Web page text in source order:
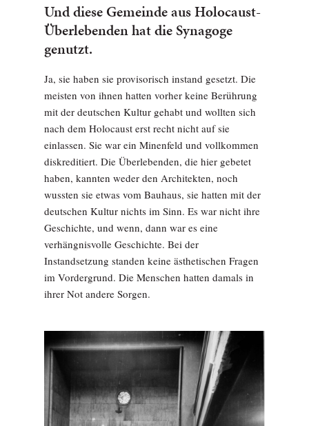
Und diese Gemeinde aus Holocaust-
Überlebenden hat die Synagoge
genutzt.
Ja, sie haben sie provisorisch instand gesetzt. Die
meisten von ihnen hatten vorher keine Berührung
mit der deutschen Kultur gehabt und wollten sich
nach dem Holocaust erst recht nicht auf sie
einlassen. Sie war ein Minenfeld und vollkommen
diskreditiert. Die Überlebenden, die hier gebetet
haben, kannten weder den Architekten, noch
wussten sie etwas vom Bauhaus, sie hatten mit der
deutschen Kultur nichts im Sinn. Es war nicht ihre
Geschichte, und wenn, dann war es eine
verhängnisvolle Geschichte. Bei der
Instandsetzung standen keine ästhetischen Fragen
im Vordergrund. Die Menschen hatten damals in
ihrer Not­ andere Sorgen.